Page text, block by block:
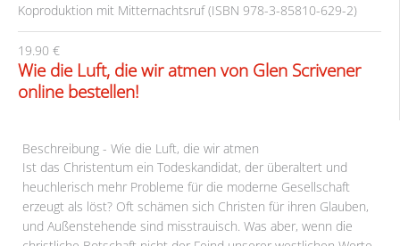
Koproduktion mit Mitternachtsruf (ISBN 978-3-85810-629-2)
19.90 €
Wie die Luft, die wir atmen von Glen Scrivener
online bestellen!
Beschreibung - Wie die Luft, die wir atmen
Ist das Christentum ein Todeskandidat, der überaltert und
heuchlerisch mehr Probleme für die moderne Gesellschaft
erzeugt als löst? Oft schämen sich Christen für ihren Glauben,
und Außenstehende sind misstrauisch. Was aber, wenn die